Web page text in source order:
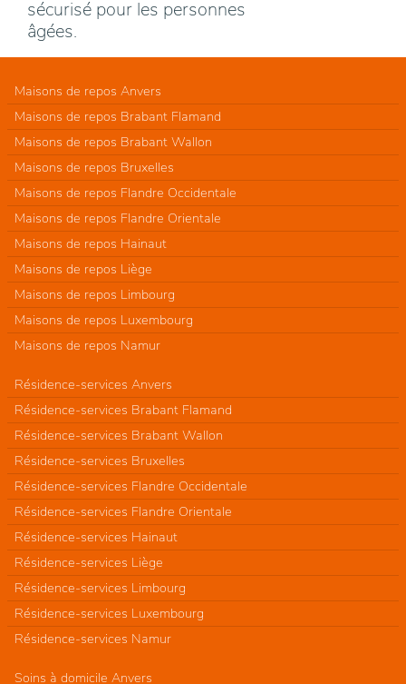
sécurisé pour les personnes
âgées.
Maisons de repos Anvers
Maisons de repos Brabant Flamand
Maisons de repos Brabant Wallon
Maisons de repos Bruxelles
Maisons de repos Flandre Occidentale
Maisons de repos Flandre Orientale
Maisons de repos Hainaut
Maisons de repos Liège
Maisons de repos Limbourg
Maisons de repos Luxembourg
Maisons de repos Namur
Résidence-services Anvers
Résidence-services Brabant Flamand
Résidence-services Brabant Wallon
Résidence-services Bruxelles
Résidence-services Flandre Occidentale
Résidence-services Flandre Orientale
Résidence-services Hainaut
Résidence-services Liège
Résidence-services Limbourg
Résidence-services Luxembourg
Résidence-services Namur
Soins à domicile Anvers